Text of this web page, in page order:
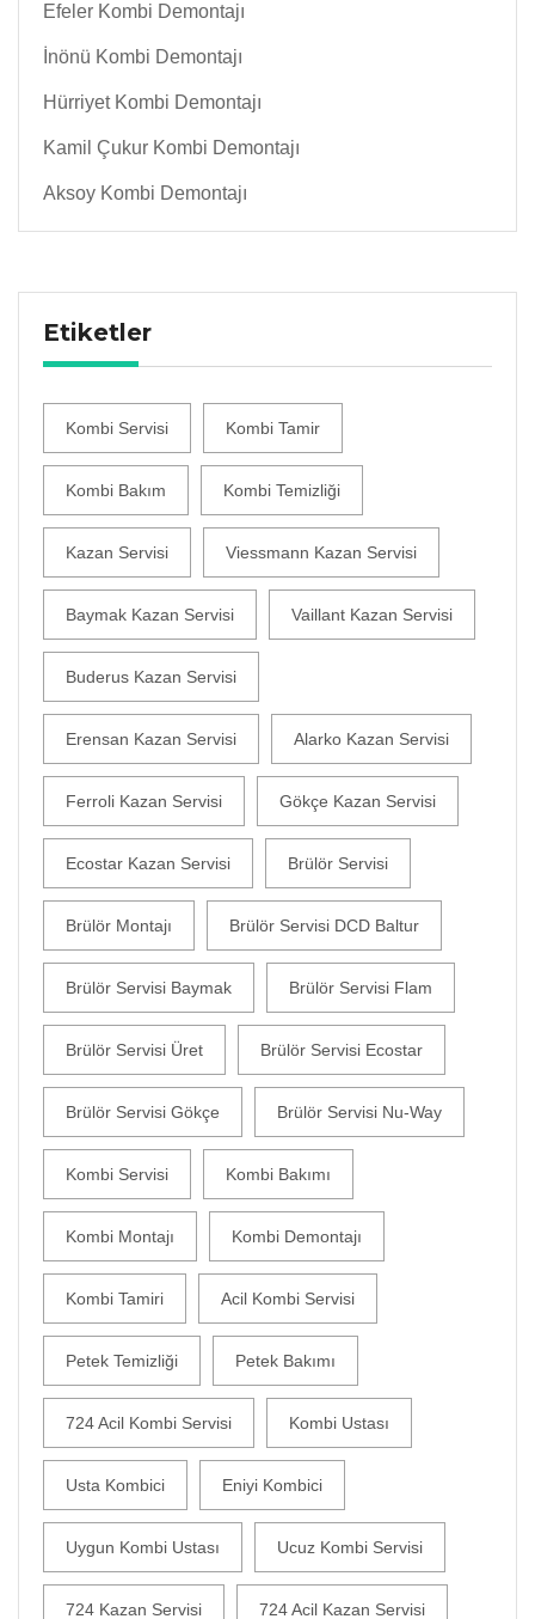
Efeler Kombi Demontajı
İnönü Kombi Demontajı
Hürriyet Kombi Demontajı
Kamil Çukur Kombi Demontajı
Aksoy Kombi Demontajı
Etiketler
Kombi Servisi Kombi Tamir
Kombi Bakım Kombi Temizliği
Kazan Servisi Viessmann Kazan Servisi
Baymak Kazan Servisi Vaillant Kazan Servisi
Buderus Kazan Servisi
Erensan Kazan Servisi Alarko Kazan Servisi
Ferroli Kazan Servisi Gökçe Kazan Servisi
Ecostar Kazan Servisi Brülör Servisi
Brülör Montajı Brülör Servisi DCD Baltur
Brülör Servisi Baymak Brülör Servisi Flam
Brülör Servisi Üret Brülör Servisi Ecostar
Brülör Servisi Gökçe Brülör Servisi Nu-Way
Kombi Servisi Kombi Bakımı
Kombi Montajı Kombi Demontajı
Kombi Tamiri Acil Kombi Servisi
Petek Temizliği Petek Bakımı
724 Acil Kombi Servisi Kombi Ustası
Usta Kombici Eniyi Kombici
Uygun Kombi Ustası Ucuz Kombi Servisi
724 Kazan Servisi 724 Acil Kazan Servisi